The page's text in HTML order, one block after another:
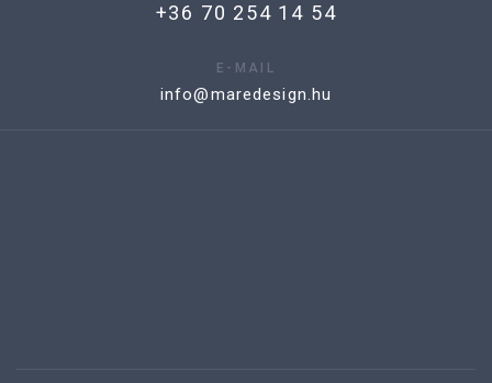
+36 70 254 14 54
E-MAIL
info@maredesign.hu